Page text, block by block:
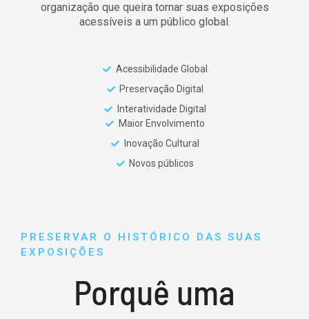
organização que queira tornar suas exposições
acessíveis a um público global.
Acessibilidade Global
Preservação Digital
Interatividade Digital
Maior Envolvimento
Inovação Cultural
Novos públicos
PRESERVAR O HISTÓRICO DAS SUAS
EXPOSIÇÕES
Porquê uma